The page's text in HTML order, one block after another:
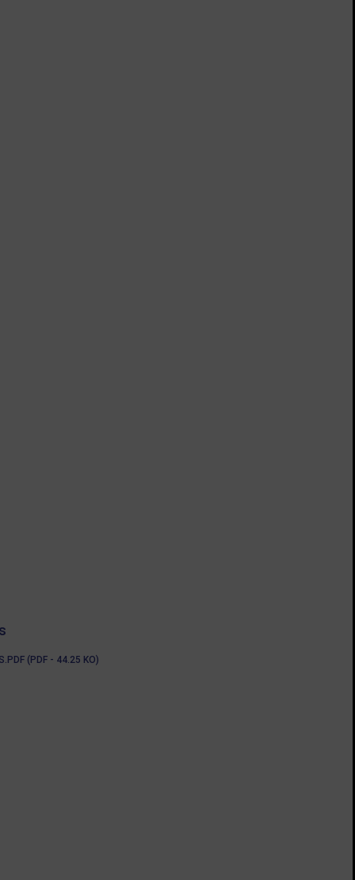
(PDF - 44.25 KO)